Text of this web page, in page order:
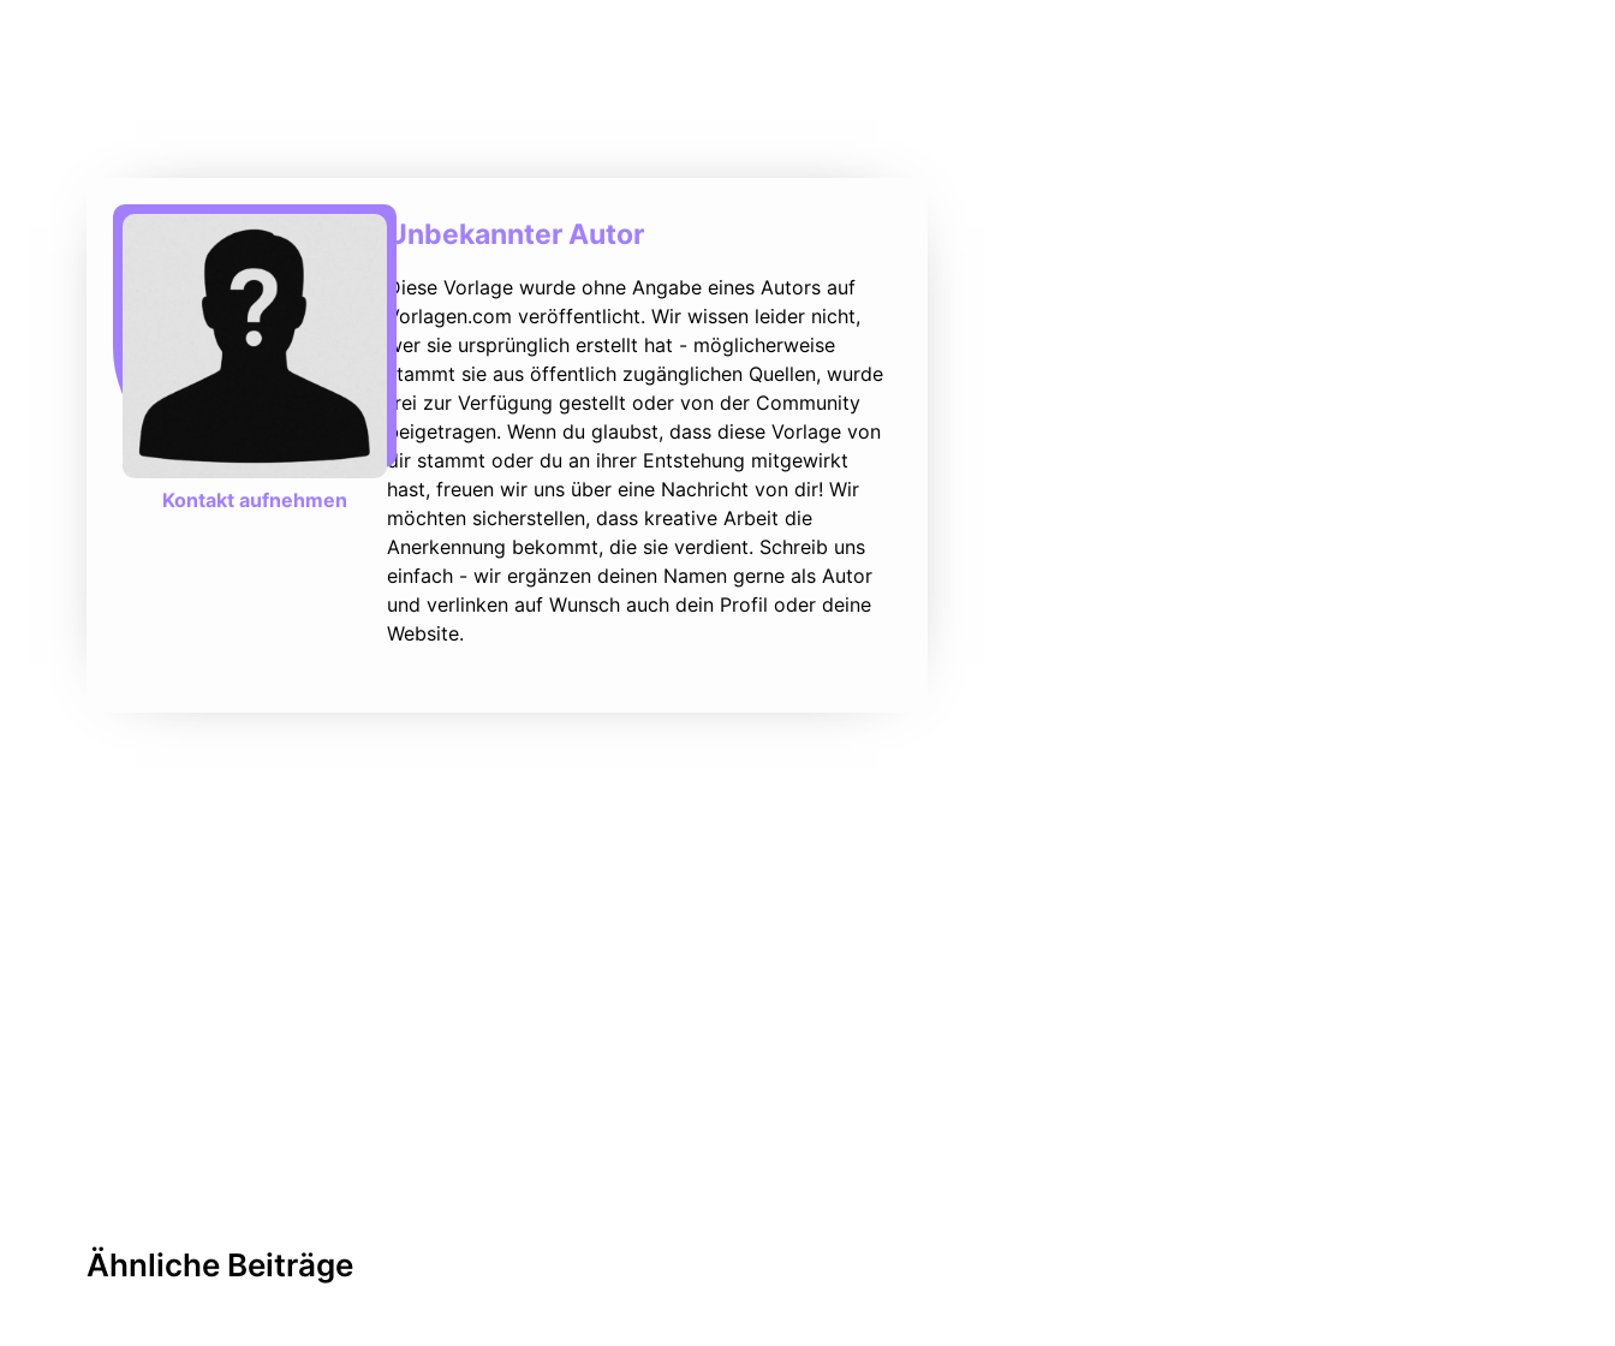
Kontakt aufnehmen
Unbekannter Autor
Diese Vorlage wurde ohne Angabe eines Autors auf
Vorlagen.com veröffentlicht. Wir wissen leider nicht,
wer sie ursprünglich erstellt hat - möglicherweise
stammt sie aus öffentlich zugänglichen Quellen, wurde
frei zur Verfügung gestellt oder von der Community
beigetragen. Wenn du glaubst, dass diese Vorlage von
dir stammt oder du an ihrer Entstehung mitgewirkt
hast, freuen wir uns über eine Nachricht von dir! Wir
möchten sicherstellen, dass kreative Arbeit die
Anerkennung bekommt, die sie verdient. Schreib uns
einfach - wir ergänzen deinen Namen gerne als Autor
und verlinken auf Wunsch auch dein Profil oder deine
Website.
Ähnliche Beiträge